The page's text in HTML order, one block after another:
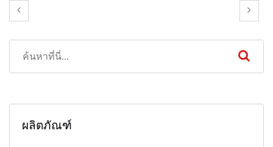
ผลิตภัณฑ์